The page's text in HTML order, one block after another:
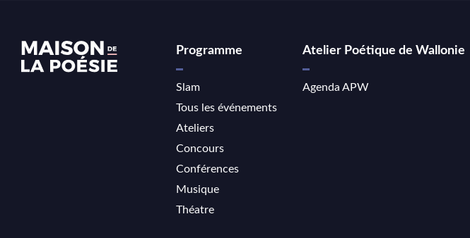
Programme
Slam
Tous les événements
Ateliers
Concours
Conférences
Musique
Théatre
Atelier Poétique de Wallonie
Agenda APW